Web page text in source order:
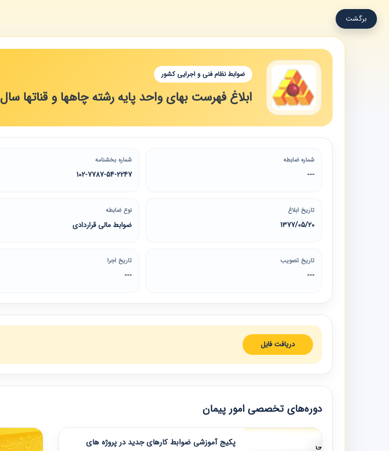
برگشت
ضوابط نظام فنی و اجرایی کشور
ابلاغ فهرست بهای واحد پایه رشته چاهها و قناتها سال 1377
شماره ضابطه
---
شماره بخشنامه
102-7787-54-2247
تاریخ ابلاغ
1377/05/20
نوع ضابطه
ضوابط مالی قراردادی
تاریخ تصویب
---
تاریخ اجرا
---
دریافت فایل
دوره‌های تخصصی امور پیمان
پکیج آموزشی ضوابط کارهای جدید در پروژه های